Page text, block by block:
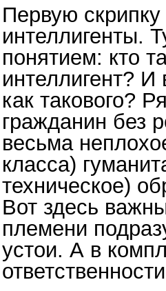
Первую
интеллигенты.
понятием: кто
интеллигент? И
как такового?
гражданин без
весьма
класса)
техническое)
Вот здесь
племени
устои. А в